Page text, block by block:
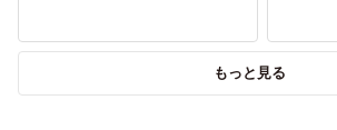
もっと見る